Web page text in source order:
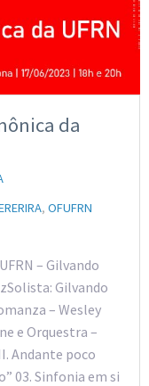
da
, OFUFRN
– Gilvando
Gilvando
– Wesley
e Orquestra –
Andante poco
03. Sinfonia em si